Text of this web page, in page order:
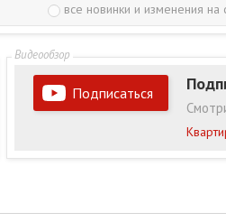
все новинки и изменения на
Подписаться